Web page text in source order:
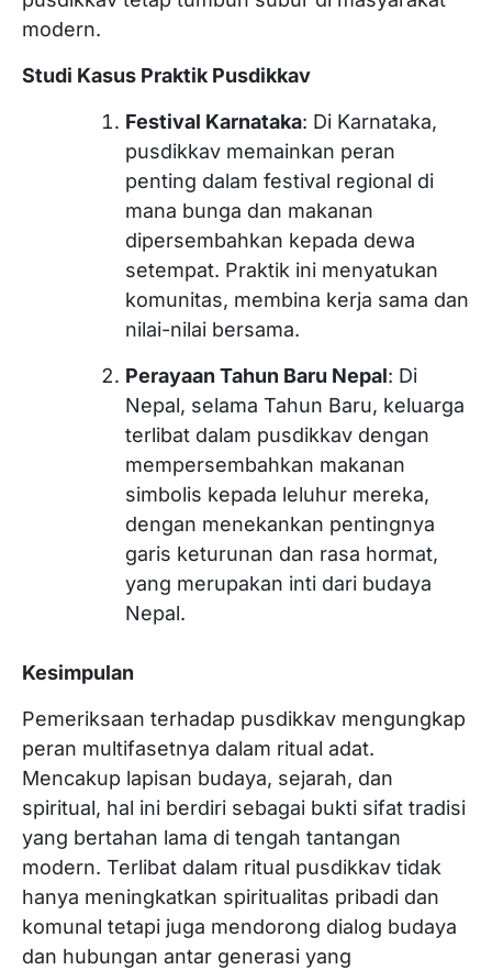
modern.
Studi Kasus Praktik Pusdikkav
Festival Karnataka: Di Karnataka,
pusdikkav memainkan peran
penting dalam festival regional di
mana bunga dan makanan
dipersembahkan kepada dewa
setempat. Praktik ini menyatukan
komunitas, membina kerja sama dan
nilai-nilai bersama.
Perayaan Tahun Baru Nepal: Di
Nepal, selama Tahun Baru, keluarga
terlibat dalam pusdikkav dengan
mempersembahkan makanan
simbolis kepada leluhur mereka,
dengan menekankan pentingnya
garis keturunan dan rasa hormat,
yang merupakan inti dari budaya
Nepal.
Kesimpulan
Pemeriksaan terhadap pusdikkav mengungkap
peran multifasetnya dalam ritual adat.
Mencakup lapisan budaya, sejarah, dan
spiritual, hal ini berdiri sebagai bukti sifat tradisi
yang bertahan lama di tengah tantangan
modern. Terlibat dalam ritual pusdikkav tidak
hanya meningkatkan spiritualitas pribadi dan
komunal tetapi juga mendorong dialog budaya
dan hubungan antar generasi yang